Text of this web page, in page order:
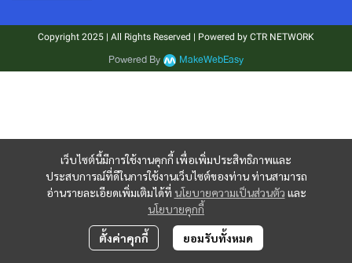
เว็บไซต์นี้มีการใช้งานคุกกี้ เพื่อเพิ่มประสิทธิภาพและ
ประสบการณ์ที่ดีในการใช้งานเว็บไซต์ของท่าน ท่านสามารถ
อ่านรายละเอียดเพิ่มเติมได้ที่ นโยบายความเป็นส่วนตัว และ
นโยบายคุกกี้
ตั้งค่าคุกกี้ ยอมรับทั้งหมด
Copyright 2025 | All Rights Reserved | Powered by CTR NETWORK
Powered By MakeWebEasy